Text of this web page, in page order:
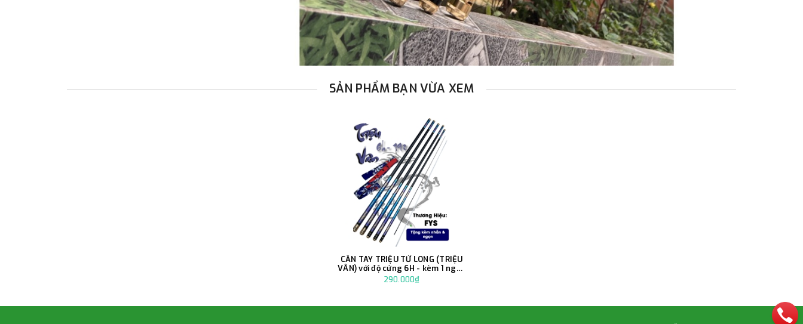
SẢN PHẨM BẠN VỪA XEM
CẦN TAY TRIỆU TỬ LONG (TRIỆU
VÂN) với độ cứng 6H - kèm 1 ngọn
và 1 nhẫn
290.000₫